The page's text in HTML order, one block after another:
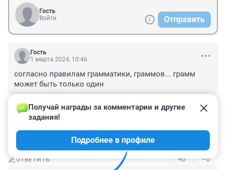
Гость
Войти
Отправить
Гость
1 марта 2024, 10:46
согласно правилам грамматики, граммов... грамм
может быть только один
ОТВЕТИТЬ –0
Гость
несквик не продают ,а цены на бананы вы видели ?
ОТВЕТИТЬ +0 –0
Получай награды за комментарии и другие
задания!
Подробнее в профиле